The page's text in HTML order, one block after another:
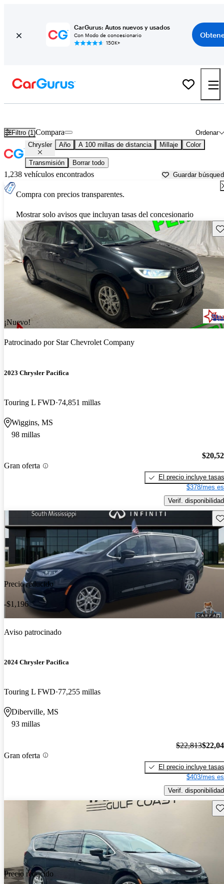
CarGurus: Autos nuevos y usados
Con Modo de concesionario
150K+
Filtro (1) Ordenar
Compara
Chrysler Año A 100 millas de distancia Millaje Color
Transmisión Borrar todo
1,238 vehículos encontrados Guardar
Compra con precios transparentes.
Mostrar solo avisos que incluyan tasas del concesionario
¡Nuevo!
Patrocinado por Star Chevrolet Company
2023 Chrysler Pacifica
Touring L FWD 74,851 millas
Wiggins, MS
98 millas
Gran oferta
El precio incluye tasas
$378/mes
Verif. disponibilidad
Precio reducido
-$1,196
Aviso patrocinado
2024 Chrysler Pacifica
Touring L FWD 77,255 millas
Diberville, MS
93 millas
Gran oferta
$22,813
El precio incluye tasas
$403/mes
Verif. disponibilidad
Precio reducido